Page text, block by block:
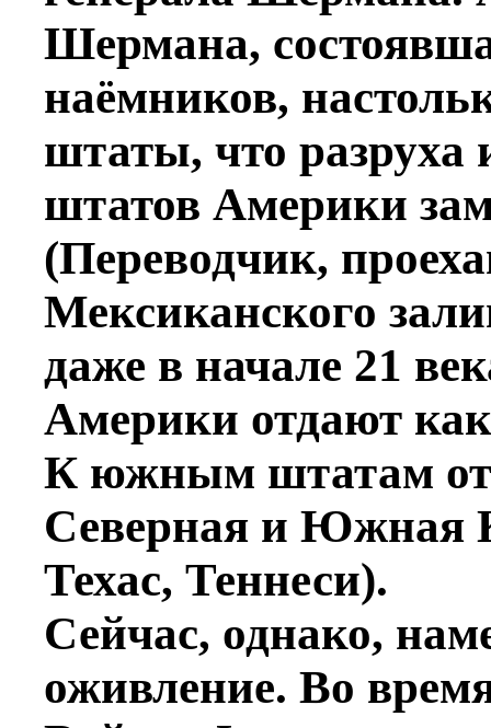
Шермана,
наёмников,
штаты, что разруха
штатов Америки
(Переводчик,
Мексиканского
даже в начале 21
Америки отдают
К южным штатам
Северная и Южная
Техас, Теннеси).
Сейчас, однако,
оживление. Во